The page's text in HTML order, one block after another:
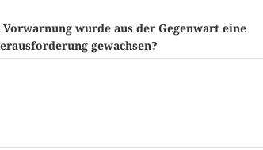
wurde aus der Gegenwart eine
gewachsen?